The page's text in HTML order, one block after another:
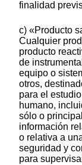
finalidad
c) «Producto
Cualquier
producto
de
equipo o
otros,
para el
humano,
sólo o
información
o relativa a
seguridad y
para